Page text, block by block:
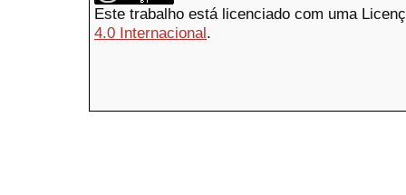
Este trabalho está licenciado com uma
4.0 Internacional.